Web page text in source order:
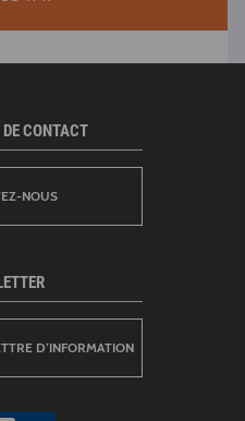
CONTACT
NOUS
D’INFORMATION